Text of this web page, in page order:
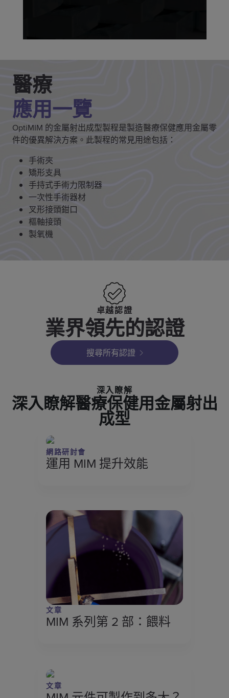
醫療
應用一覽
OptiMIM 的金屬射出成型製程是製造醫療保健應用金屬零
件的優異解決方案。此製程的常見用途包括：
手術夾
矯形支具
手持式手術力限制器
一次性手術器材
叉形接頭鉗口
樞軸接頭
製氧機
卓越認證
業界領先的認證
搜尋所有認證
深入瞭解
深入瞭解醫療保健用金屬射出
成型
網路研討會
運用 MIM 提升效能
文章
MIM 系列第 2 部：餵料
文章